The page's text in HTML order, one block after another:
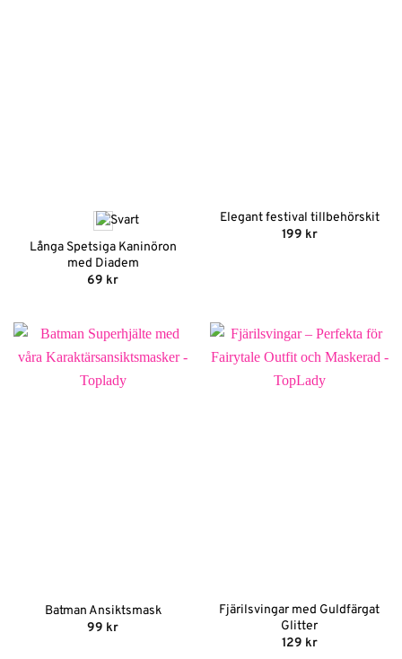
Långa Spetsiga Kaninöron
med Diadem
69 kr
Elegant festival tillbehörskit
199 kr
Batman Ansiktsmask
99 kr
Fjärilsvingar med Guldfärgat
Glitter
129 kr